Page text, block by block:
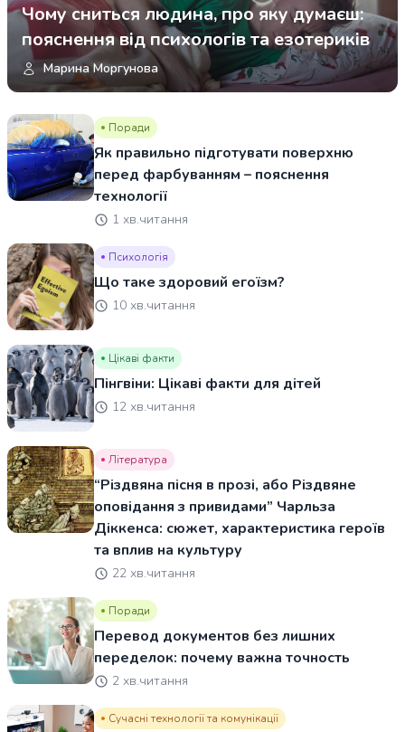
Чому сниться людина, про яку думаєш:
пояснення від психологів та езотериків
Марина Моргунова
Поради
Як правильно підготувати поверхню
перед фарбуванням – пояснення
технології
1 хв.читання
Психологія
Що таке здоровий егоїзм?
10 хв.читання
Цікаві факти
Пінгвіни: Цікаві факти для дітей
12 хв.читання
Література
“Різдвяна пісня в прозі, або Різдвяне
оповідання з привидами” Чарльза
Діккенса: сюжет, характеристика героїв
та вплив на культуру
22 хв.читання
Поради
Перевод документов без лишних
переделок: почему важна точность
2 хв.читання
Сучасні технології та комунікації